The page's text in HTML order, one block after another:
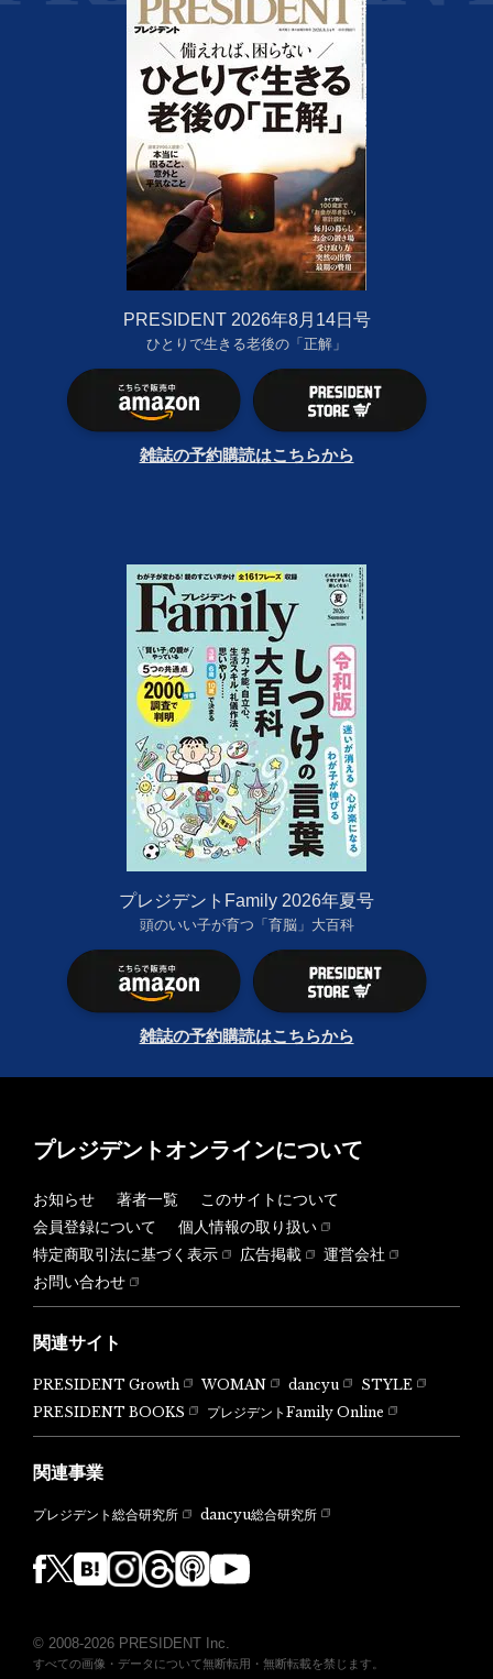
PRESIDENT 2026年8月14日号
ひとりで生きる老後の「正解」
雑誌の予約購読はこちらから
プレジデントFamily 2026年夏号
頭のいい子が育つ「育脳」大百科
雑誌の予約購読はこちらから
プレジデントオンラインについて
お知らせ 著者一覧
このサイトについて
会員登録について
個人情報の取り扱い
特定商取引法に基づく表示
広告掲載
運営会社
お問い合わせ
関連サイト
PRESIDENT Growth WOMAN dancyu
STYLE
PRESIDENT BOOKS
プレジデントFamily Online
関連事業
プレジデント総合研究所 dancyu総合研究所
© 2008-2026 PRESIDENT Inc.
すべての画像・データについて無断転用・無断転載を禁じます。